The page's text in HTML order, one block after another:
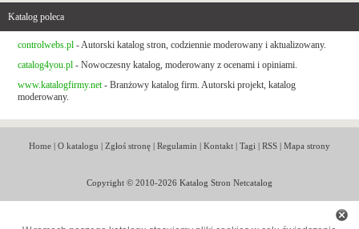
Katalog poleca
controlwebs.pl - Autorski katalog stron, codziennie moderowany i aktualizowany.
catalog4you.pl - Nowoczesny katalog, moderowany z ocenami i opiniami.
www.katalogfirmy.net - Branżowy katalog firm. Autorski projekt, katalog
moderowany.
Home| O katalogu | Zgłoś stronę| Regulamin | Kontakt| Tagi | RSS| Mapa strony
Copyright © 2010-2026 Katalog Stron Netcatalog